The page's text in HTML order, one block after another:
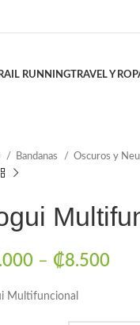
RUNNINGTRAVEL Y
Bandanas Oscuros y
– ₡8.500
Multifuncional